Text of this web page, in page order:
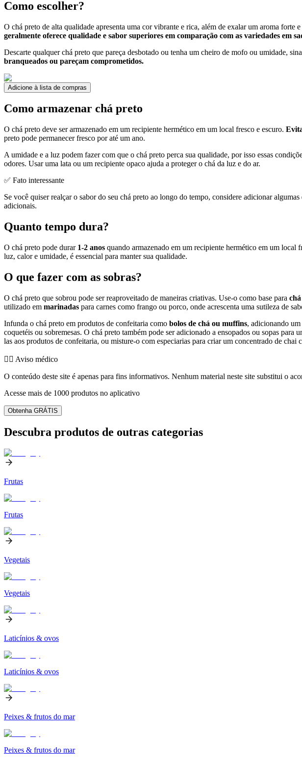
Como escolher?
O chá preto de alta qualidade apresenta uma cor vibrante e rica, além de exalar um aroma forte
geralmente oferece qualidade e sabor superiores em comparação com as variedades em
Descarte qualquer chá preto que pareça desbotado ou tenha um cheiro de mofo ou umidade,
branqueados ou pareçam comprometidos.
Adicione à lista de compras
Como armazenar chá preto
O chá preto deve ser armazenado em um recipiente hermético em um local fresco e escuro.
preto pode permanecer fresco por até um ano.
A umidade e a luz podem fazer com que o chá preto perca sua qualidade, por isso essas
odores. Usar uma lata ou um recipiente opaco ajuda a proteger o chá da luz e do ar.
✅ Fato interessante
Se você quiser realçar o sabor do seu chá preto ao longo do tempo, considere adicionar
adicionais.
Quanto tempo dura?
O chá preto pode durar 1-2 anos quando armazenado em um recipiente hermético em um local
luz, calor e umidade, é essencial para manter sua qualidade.
O que fazer com as sobras?
O chá preto que sobrou pode ser reaproveitado de maneiras criativas. Use-o como base para
utilizado em marinadas para carnes como frango ou porco, onde acrescenta uma sutileza de
Infunda o chá preto em produtos de confeitaria como bolos de chá ou muffins, adicionando
coquetéis ou sobremesas. O chá preto também pode ser adicionado a ensopados ou sopas
las aos produtos de confeitaria, ou misture-o com especiarias para criar um concentrado de chai
👨‍⚕️️ Aviso médico
O conteúdo deste site é apenas para fins informativos. Nenhum material neste site substitui o
Acesse mais de 1000 produtos no aplicativo
Obtenha GRÁTIS
Descubra produtos de outras categorias
Frutas
Frutas
Vegetais
Vegetais
Laticínios & ovos
Laticínios & ovos
Peixes & frutos do mar
Peixes & frutos do mar